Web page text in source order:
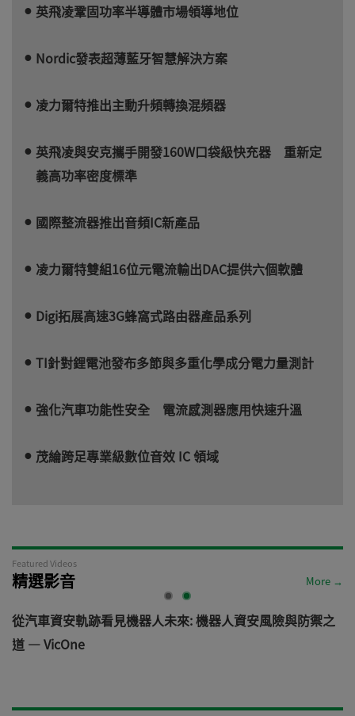
英飛凌鞏固功率半導體市場領導地位
Nordic發表超薄藍牙智慧解決方案
凌力爾特推出主動升頻轉換混頻器
英飛凌與安克攜手開發160W口袋級快充器 重新定
義高功率密度標準
國際整流器推出音頻IC新產品
凌力爾特雙組16位元電流輸出DAC提供六個軟體
Digi拓展高速3G蜂窩式路由器產品系列
TI針對鋰電池發布多節與多重化學成分電力量測計
強化汽車功能性安全 電流感測器應用快速升溫
茂綸跨足專業級數位音效 IC 領域
Featured Videos
精選影音 More →
從汽車資安軌跡看見機器人未來: 機器人資安風險與防禦之
道 — VicOne